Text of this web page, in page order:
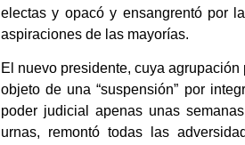
electas y opacó y ensangrentó por
aspiraciones de las mayorías.
El nuevo presidente, cuya
objeto de una “suspensión” por
poder judicial apenas unas
urnas, remontó todas las